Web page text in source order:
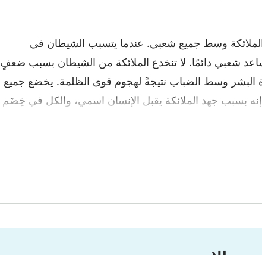
وسط جميع شعبي. عندما يتسبب الشيطان في
شعبي دائمًا. لا تنخدع الملائكة من الشيطان بسبب ضعفٍ
البشر وسط الضباب نتيجةً لهجوم قوى الظلمة. يخضع جميع
بسبب جهد الملائكة يقبل الإنسان اسمي، والكل في خِضَم
كيف لا يُدمَّر بواسطة سلطاني على الأرض؟ مَنْ ما
جسدي؟ من بين كل الشعوب، مَنْ ذا الذي لا يسبحني دون
العظيم الأحمر، لكنَّ هذا لا يجعلني أرتعد خوفًا أو
لا يغني فرحًا؟ هل هذا عمل الإنسان؟ هل هذا صنيع يد